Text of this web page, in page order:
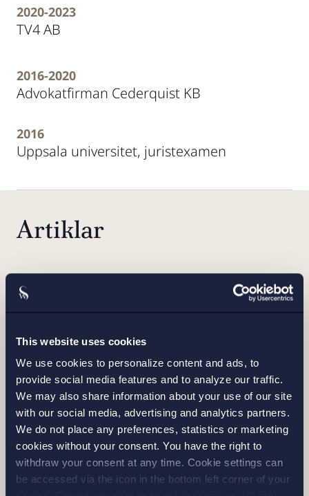
This website uses cookies
We use cookies to personalize content and ads, to
provide social media features and to analyze our traffic.
We may also share information about your use of our site
with our social media, advertising and analytics partners.
We do not place any preferences, statistics or marketing
cookies without your consent. You have the right to
withdraw your consent at any time. Cookie settings can
be accessed via the icon in the bottom left corner of your
2020-2023
TV4 AB
2016-2020
Advokatfirman Cederquist KB
2016
Uppsala universitet, juristexamen
Artiklar
Nyhet| 13 nov 2025
Nytt lagförslag avseende ”ånger-knapp”
vid ingående av distansavtal – vad
innebär förslaget och hur påverkas ni?
Läs nyhet